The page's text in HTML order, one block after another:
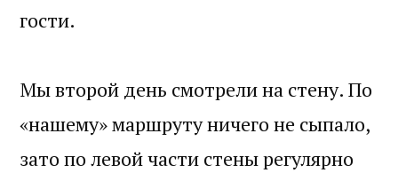
гости.
Мы второй день смотрели на стену. По
«нашему» маршруту ничего не сыпало,
зато по левой части стены регулярно